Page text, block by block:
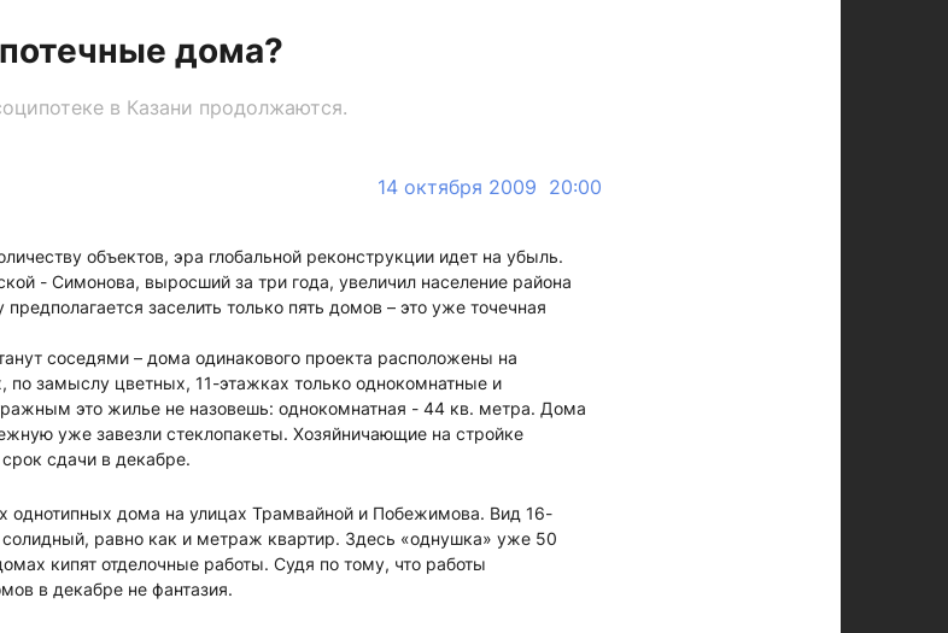
дома?
в Казани продолжаются.
14 октября 2009 20:00
объектов, эра глобальной реконструкции идет на убыль.
- Симонова, выросший за три года, увеличил население района
заселить только пять домов – это уже точечная
соседями – дома одинакового проекта расположены на
по замыслу цветных, 11-этажках только однокомнатные и
это жилье не назовешь: однокомнатная - 44 кв. метра. Дома
уже завезли стеклопакеты. Хозяйничающие на стройке
сдачи в декабре.
однотипных дома на улицах Трамвайной и Побежимова. Вид 16-
равно как и метраж квартир. Здесь «однушка» уже 50
кипят отделочные работы. Судя по тому, что работы
в декабре не фантазия.